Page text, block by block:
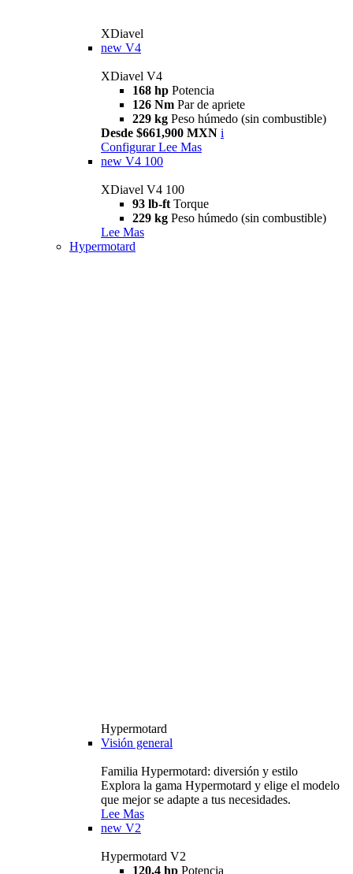
XDiavel
new V4
XDiavel V4
168 hp Potencia
126 Nm Par de apriete
229 kg Peso húmedo (sin combustible)
Desde $661,900 MXN i
Configurar Lee Mas
new V4 100
XDiavel V4 100
93 lb-ft Torque
229 kg Peso húmedo (sin combustible)
Lee Mas
Hypermotard
Hypermotard
Visión general
Familia Hypermotard: diversión y estilo
Explora la gama Hypermotard y elige el modelo
que mejor se adapte a tus necesidades.
Lee Mas
new V2
Hypermotard V2
120,4 hp Potencia